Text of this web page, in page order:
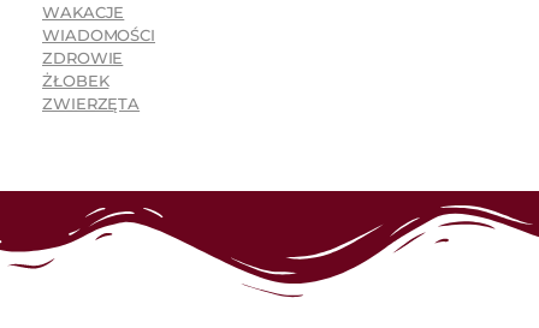
WAKACJE
WIADOMOŚCI
ZDROWIE
ŻŁOBEK
ZWIERZĘTA